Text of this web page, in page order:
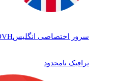
سرور اختصاصی انگلیس
ترافیک نامحدود